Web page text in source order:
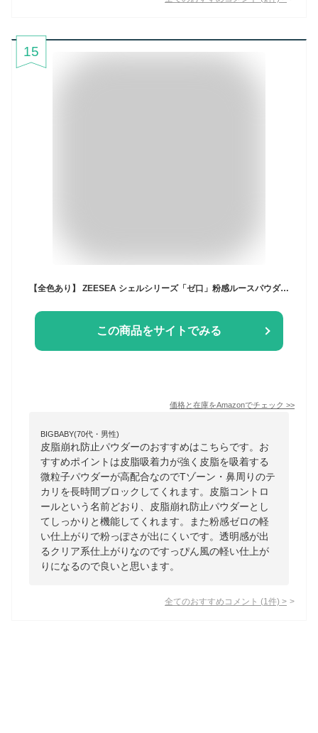
15
【全色あり】 ZEESEA シェルシリーズ「ゼ口」粉感ルースパウダー 5g ＃J01 皮脂コントロール (#J01) 透明感 テカリ防止 防水 メイク崩れ防止 アロマおしぼり付き
この商品をサイトでみる
価格と在庫をAmazonでチェック >>
BIGBABY(70代・男性)
皮脂崩れ防止パウダーのおすすめはこちらです。お
すすめポイントは皮脂吸着力が強く皮脂を吸着する
微粒子パウダーが高配合なのでTゾーン・鼻周りのテ
カリを長時間ブロックしてくれます。皮脂コントロ
ールという名前どおり、皮脂崩れ防止パウダーとし
てしっかりと機能してくれます。また粉感ゼロの軽
い仕上がりで粉っぽさが出にくいです。透明感が出
るクリア系仕上がりなのですっぴん風の軽い仕上が
りになるので良いと思います。
全てのおすすめコメント (1 件) >